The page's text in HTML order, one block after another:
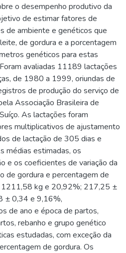
o desempenho produtivo da
de estimar fatores de
de ambiente e genéticos que
de gordura e a porcentagem
genéticos para estas
avaliadas 11189 lactações
de 1980 a 1999, oriundas de
de produção do serviço de
Associação Brasileira de
As lactações foram
multiplicativos de ajustamento
de lactação de 305 dias e
médias estimadas, os
e os coeficientes de variação da
de gordura e percentagem de
kg e 20,92%; 217,25 ±
± 0,34 e 9,16%,
de ano e época de partos,
rebanho e grupo genético
estudadas, com exceção da
de gordura. Os